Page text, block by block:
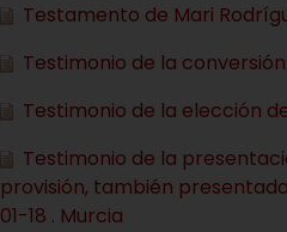
Testamento de Mari
Testimonio de la
Testimonio de la elección
Testimonio de la
provisión, también
01-18 . Murcia